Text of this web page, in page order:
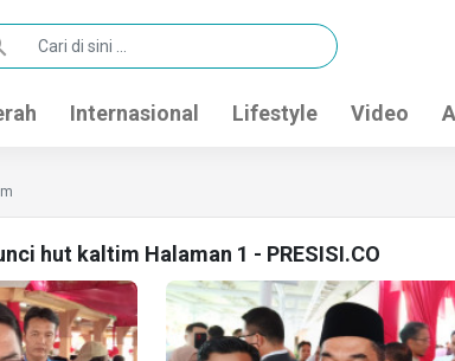
Internasional Lifestyle Video
hut kaltim Halaman 1 - PRESISI.CO